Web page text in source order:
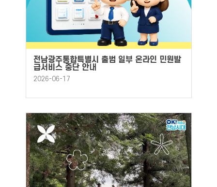
전남광주통합특별시 출범 일부 온라인 민원발
급서비스 중단 안내
2026-06-17